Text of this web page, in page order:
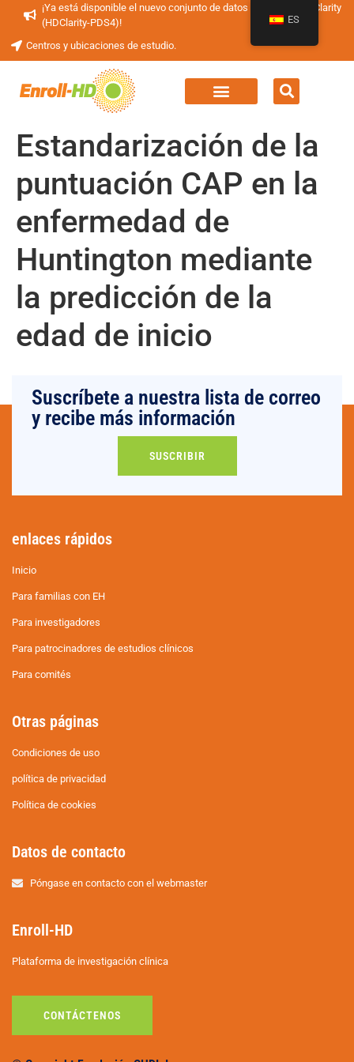
¡Ya está disponible el nuevo conjunto de datos periódicos HDClarity
(HDClarity-PDS4)!
Centros y ubicaciones de estudio.
Estandarización de la
puntuación CAP en la
enfermedad de
Huntington mediante
la predicción de la
edad de inicio
Suscríbete a nuestra lista de correo
y recibe más información
SUSCRIBIR
enlaces rápidos
Inicio
Para familias con EH
Para investigadores
Para patrocinadores de estudios clínicos
Para comités
Otras páginas
Condiciones de uso
política de privacidad
Política de cookies
Datos de contacto
Póngase en contacto con el webmaster
Enroll-HD
Plataforma de investigación clínica
CONTÁCTENOS
ES